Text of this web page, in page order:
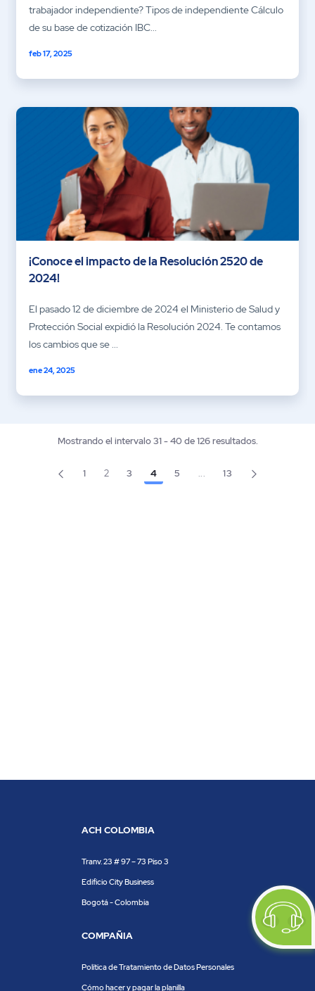
trabajador independiente? Tipos de independiente Cálculo
de su base de cotización IBC...
feb 17, 2025
¡Conoce el impacto de la Resolución 2520 de
2024!
El pasado 12 de diciembre de 2024 el Ministerio de Salud y
Protección Social expidió la Resolución 2024. Te contamos
los cambios que se ...
ene 24, 2025
Mostrando el intervalo 31 - 40 de 126 resultados.
Página
1 Página
2 Página
3 Página
4 Página
5 ...Páginas intermedias Use
Página
13
ACH COLOMBIA
Tranv. 23 # 97 – 73 Piso 3
Edificio City Business
Bogotá - Colombia
COMPAÑIA
Política de Tratamiento de Datos Personales
Cómo hacer y pagar la planilla